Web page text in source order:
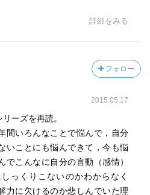
詳細をみる
フォロー
2015.05.17
ーズを再読。
間いろんなことで悩んで，自分
いことにも悩んできて，今も悩
でこんなに自分の言動（感情）
っくりこないのかわからなく
力に欠けるのか悲しんでいた理